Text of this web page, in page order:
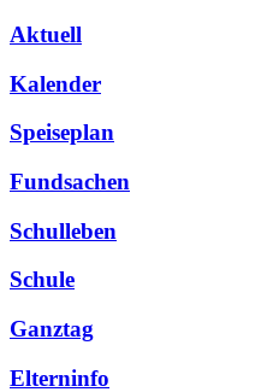
Aktuell
Kalender
Speiseplan
Fundsachen
Schulleben
Schule
Ganztag
Elterninfo